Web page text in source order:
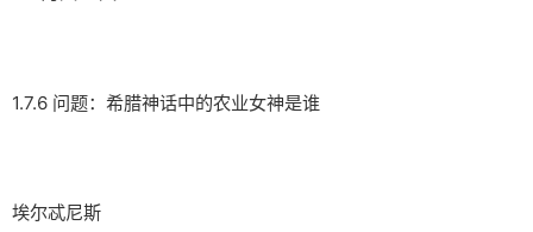
1.7.6 问题：希腊神话中的农业女神是谁
埃尔忒尼斯